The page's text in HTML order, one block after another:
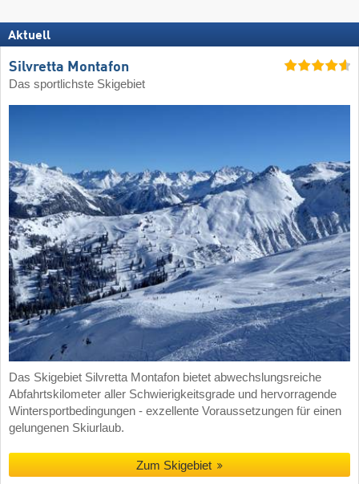
Aktuell
Silvretta Montafon
Das sportlichste Skigebiet
Das Skigebiet Silvretta Montafon bietet abwechslungsreiche
Abfahrtskilometer aller Schwierigkeitsgrade und hervorragende
Wintersportbedingungen - exzellente Voraussetzungen für einen
gelungenen Skiurlaub.
Zum Skigebiet